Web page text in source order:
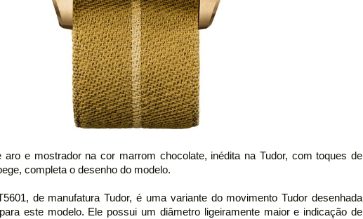
aro e mostrador na cor marrom chocolate, inédita na Tudor, com toques de
completa o desenho do modelo.
de manufatura Tudor, é uma variante do movimento Tudor desenhada
este modelo. Ele possui um diâmetro ligeiramente maior e indicação de